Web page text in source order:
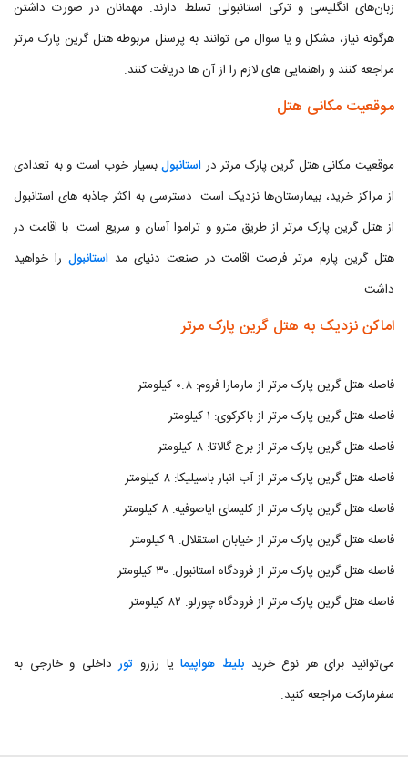
زبان‌های انگلیسی و ترکی استانبولی تسلط دارند. مهمانان در صورت داشتن
هرگونه نیاز، مشکل و یا سوال می توانند به پرسنل مربوطه هتل گرین پارک مرتر
مراجعه کنند و راهنمایی های لازم را از آن ها دریافت کنند.
موقعیت مکانی هتل
موقعیت مکانی هتل گرین پارک مرتر در استانبولبسیار خوب است و به تعدادی
از مراکز خرید، بیمارستان‌ها نزدیک است. دسترسی به اکثر جاذبه های استانبول
از هتل گرین پارک مرتر از طریق مترو و تراموا آسان و سریع است. با اقامت در
هتل گرین پارم مرتر فرصت اقامت در صنعت دنیای مداستانبول را خواهید
داشت.
اماکن نزدیک به هتل گرین پارک مرتر
فاصله هتل گرین پارک مرتر از مارمارا فروم: ۰.۸ کیلومتر
فاصله هتل گرین پارک مرتر از باکرکوی: ۱ کیلومتر
فاصله هتل گرین پارک مرتر از برج گالاتا: ۸ کیلومتر
فاصله هتل گرین پارک مرتر از آب انبار باسیلیکا: ۸ کیلومتر
فاصله هتل گرین پارک مرتر از کلیسای ایاصوفیه: ۸ کیلومتر
فاصله هتل گرین پارک مرتر از خیابان استقلال: ۹ کیلومتر
فاصله هتل گرین پارک مرتر از فرودگاه استانبول: ۳۰ کیلومتر
فاصله هتل گرین پارک مرتر از فرودگاه چورلو: ۸۲ کیلومتر
می‌توانید برای هر نوع خریدبلیط هواپیمایا رزرو تورداخلی و خارجی به
سفرمارکت مراجعه کنید.